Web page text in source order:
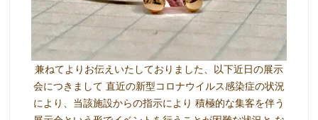
兼ねてよりお伝えいたしておりました、以下近日の展示
会につきまして 直近の新型コロナウイルス感染症の状況
により、当該施設からの指示により 積極的な集客を伴う